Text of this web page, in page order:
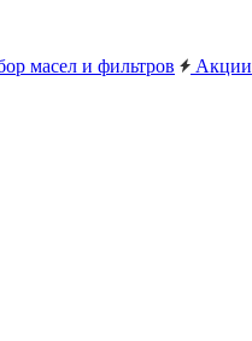
масел и фильтров Акции